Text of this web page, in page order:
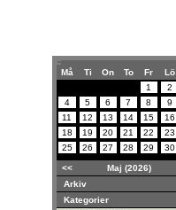
Må Ti On To Fr Lö
1
2
4
5 6 7 8 9
11
12 13 14 15 16
18
19 20 21 22 23
25
26 27 28 29 30
<< Maj (2026)
Arkiv
Kategorier